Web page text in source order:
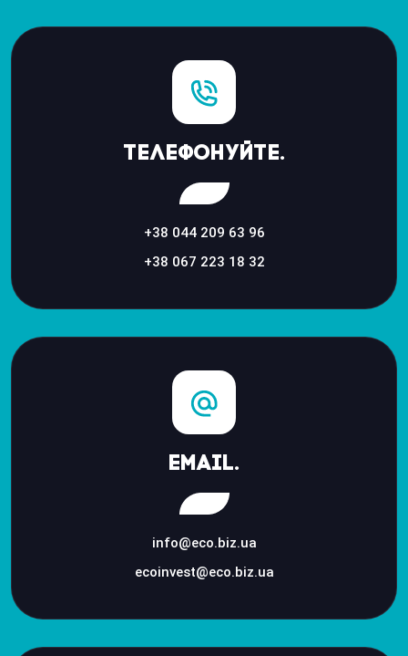
Телефонуйте.
+38 044 209 63 96
+38 067 223 18 32
Email.
info@eco.biz.ua
ecoinvest@eco.biz.ua